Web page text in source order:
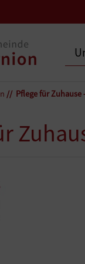
Pflege für